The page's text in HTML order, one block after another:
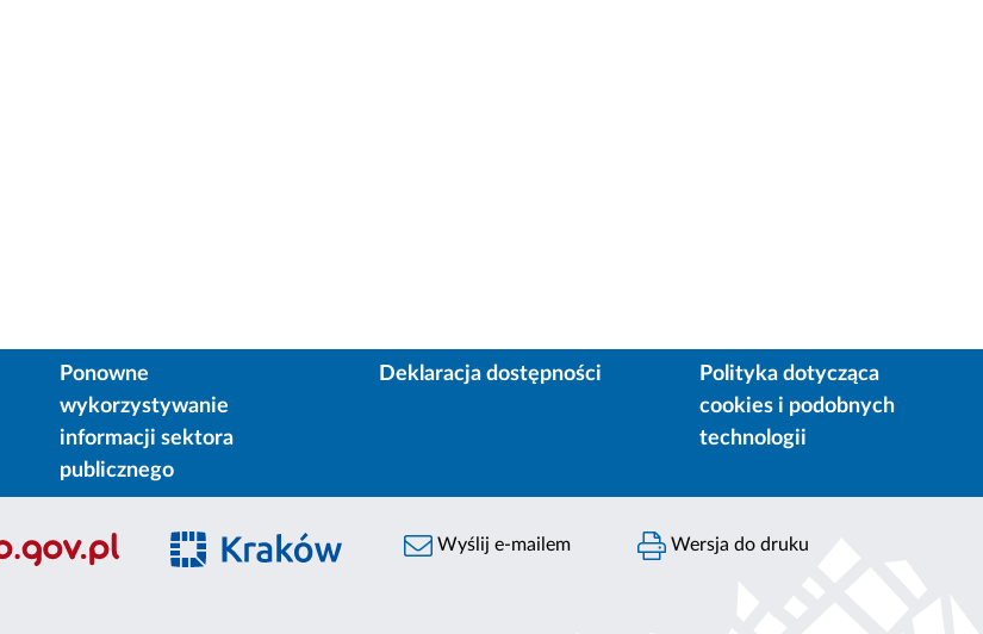
Ponowne
wykorzystywanie
informacji sektora
publicznego
Deklaracja dostępności
Polityka dotycząca
cookies i podobnych
technologii
Wyślij e-mailem Wersja do druku